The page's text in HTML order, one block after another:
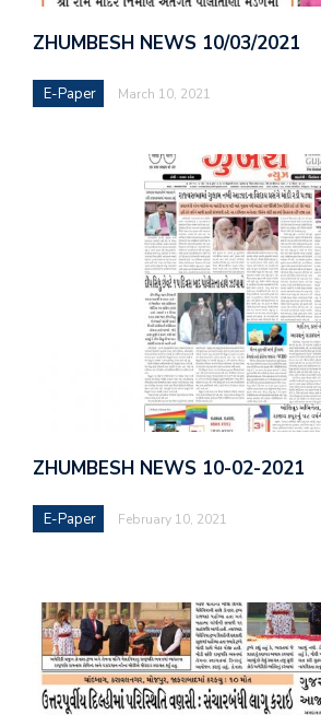
ZHUMBESH NEWS 10/03/2021
E-Paper March 10, 2021
ZHUMBESH NEWS 10-02-2021
E-Paper February 10, 2021